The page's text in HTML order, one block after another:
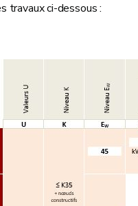
travaux ci-dessous :